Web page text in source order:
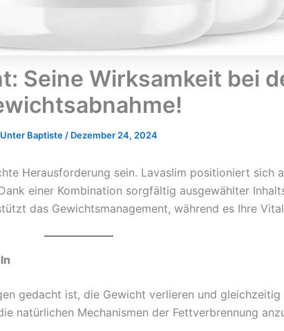
Seine Wirksamkeit bei
Unter Baptiste / Dezember 24, 2024
Herausforderung sein. Lavaslim positioniert sich
einer Kombination sorgfältig ausgewählter
das Gewichtsmanagement, während es Ihre
gedacht ist, die Gewicht verlieren und
natürlichen Mechanismen der Fettverbrennung